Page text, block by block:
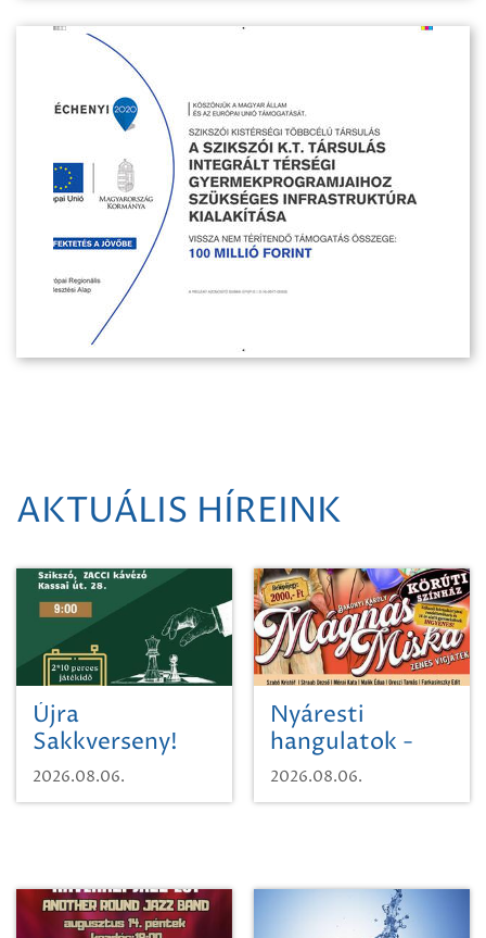
AKTUÁLIS HÍREINK
Újra
Sakkverseny!
2026.08.06.
Nyáresti
hangulatok -
Mágnás Miska
2026.08.06.